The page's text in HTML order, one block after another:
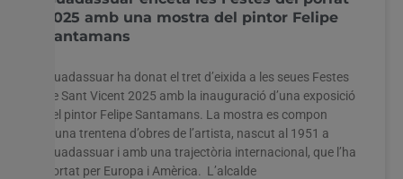
2025 amb una mostra del pintor Felipe
Santamans
Guadassuar ha donat el tret d’eixida a les seues Festes
de Sant Vicent 2025 amb la inauguració d’una exposició
del pintor Felipe Santamans. La mostra es compon
d’una trentena d’obres de l’artista, nascut al 1951 a
Guadassuar i amb una trajectòria internacional, que l’ha
portat per Europa i Amèrica. L’alcalde